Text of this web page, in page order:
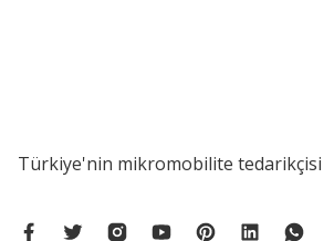
Türkiye'nin mikromobilite tedarikçisi